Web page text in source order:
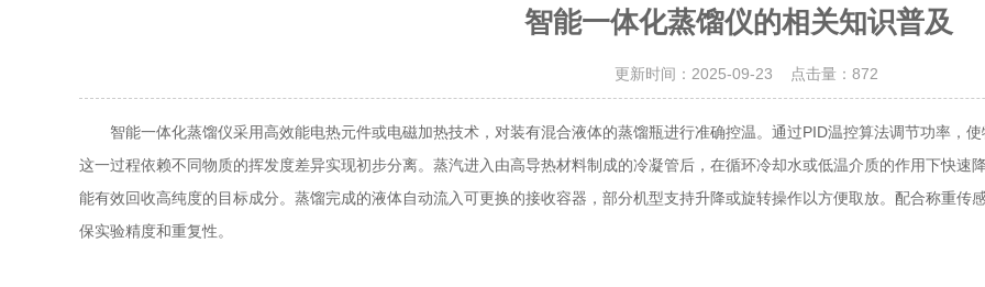
智能一体化蒸馏仪的相关知识普及
更新时间：2025-09-23 点击量： 872
智能一体化蒸馏仪采用高效能电热元件或电磁加热技术，对装有混合液体的蒸馏瓶进行准确控温。通过PID温控算法调节功率，使
这一过程依赖不同物质的挥发度差异实现初步分离。蒸汽进入由高导热材料制成的冷凝管后，在循环冷却水或低温介质的作用下快速
能有效回收高纯度的目标成分。蒸馏完成的液体自动流入可更换的接收容器，部分机型支持升降或旋转操作以方便取放。配合称重传
保实验精度和重复性。